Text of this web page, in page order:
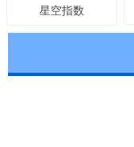
星空指数